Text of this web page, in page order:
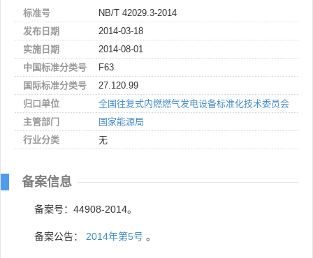
标准号
NB/T 42029.3-2014
发布日期
2014-03-18
实施日期
2014-08-01
中国标准分类号
F63
国际标准分类号
27.120.99
归口单位
全国往复式内燃燃气发电设备标准化技术委员会
主管部门
国家能源局
行业分类
无
备案信息
备案号：44908-2014。
备案公告： 2014年第5号 。